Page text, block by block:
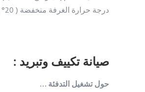
درجة حرارة الغرفة منخفضة ( 20° مئوية ).
صيانة تكييف وتبريد :
حول تشغيل التدفئة …